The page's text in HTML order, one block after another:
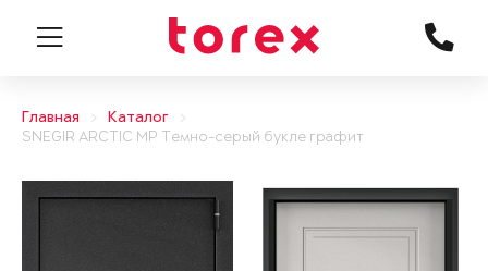
Главная
Каталог
SNEGIR ARCTIC MP Темно-серый букле графит